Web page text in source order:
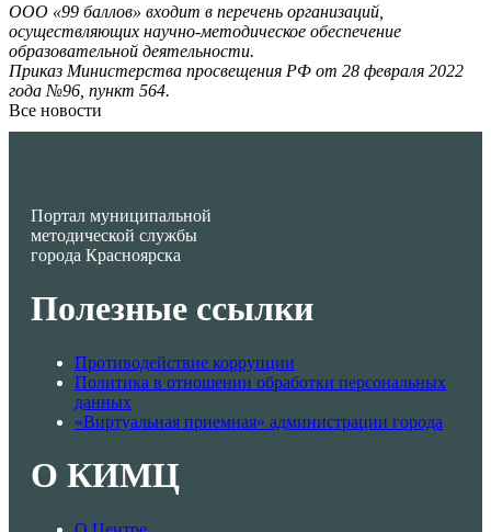
ООО «99 баллов» входит в перечень организаций,
осуществляющих научно-методическое обеспечение
образовательной деятельности.
Приказ Министерства просвещения РФ от 28 февраля 2022
года №96, пункт 564.
Все новости
Портал муниципальной
методической службы
города Красноярска
Полезные ссылки
Противодействие коррупции
Политика в отношении обработки персональных
данных
«Виртуальная приемная» администрации города
О КИМЦ